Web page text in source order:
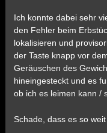
Ich konnte dabei sehr
den Fehler beim
lokalisieren und
der Taste knapp vor
Geräuschen des
hineingesteckt und es
ob ich es leimen kann /
Schade, dass es so